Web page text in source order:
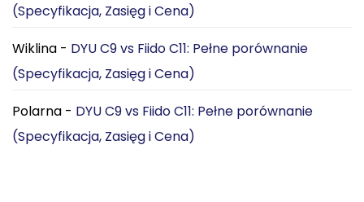
C3
po
mieście
(Specyfikacja, Zasięg i Cena)
Wiklina - DYU C9 vs Fiido C11: Pełne porównanie
(Specyfikacja, Zasięg i Cena)
Polarna - DYU C9 vs Fiido C11: Pełne porównanie
(Specyfikacja, Zasięg i Cena)